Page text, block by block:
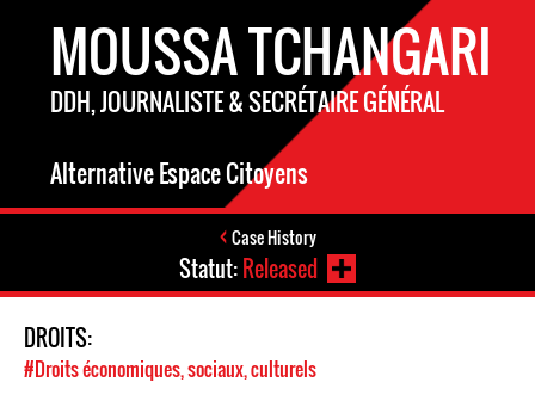
MOUSSA TCHANGARI
DDH, JOURNALISTE & SECRÉTAIRE GÉNÉRAL
Alternative Espace Citoyens
Case History
Statut:Released
DROITS:
#Droits économiques, sociaux, culturels